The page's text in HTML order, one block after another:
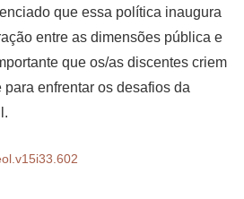
que essa política inaugura
entre as dimensões pública e
que os/as discentes criem
enfrentar os desafios da